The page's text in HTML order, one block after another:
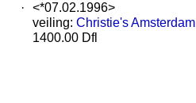
·
<*07.02.1996>
veiling: Christie's Amsterdam
1400.00 Dfl